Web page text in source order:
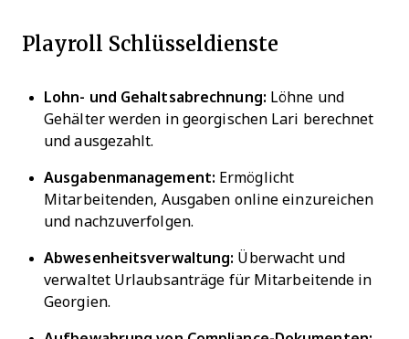
Playroll Schlüsseldienste
Lohn- und Gehaltsabrechnung: Löhne und
Gehälter werden in georgischen Lari berechnet
und ausgezahlt.
Ausgabenmanagement: Ermöglicht
Mitarbeitenden, Ausgaben online einzureichen
und nachzuverfolgen.
Abwesenheitsverwaltung: Überwacht und
verwaltet Urlaubsanträge für Mitarbeitende in
Georgien.